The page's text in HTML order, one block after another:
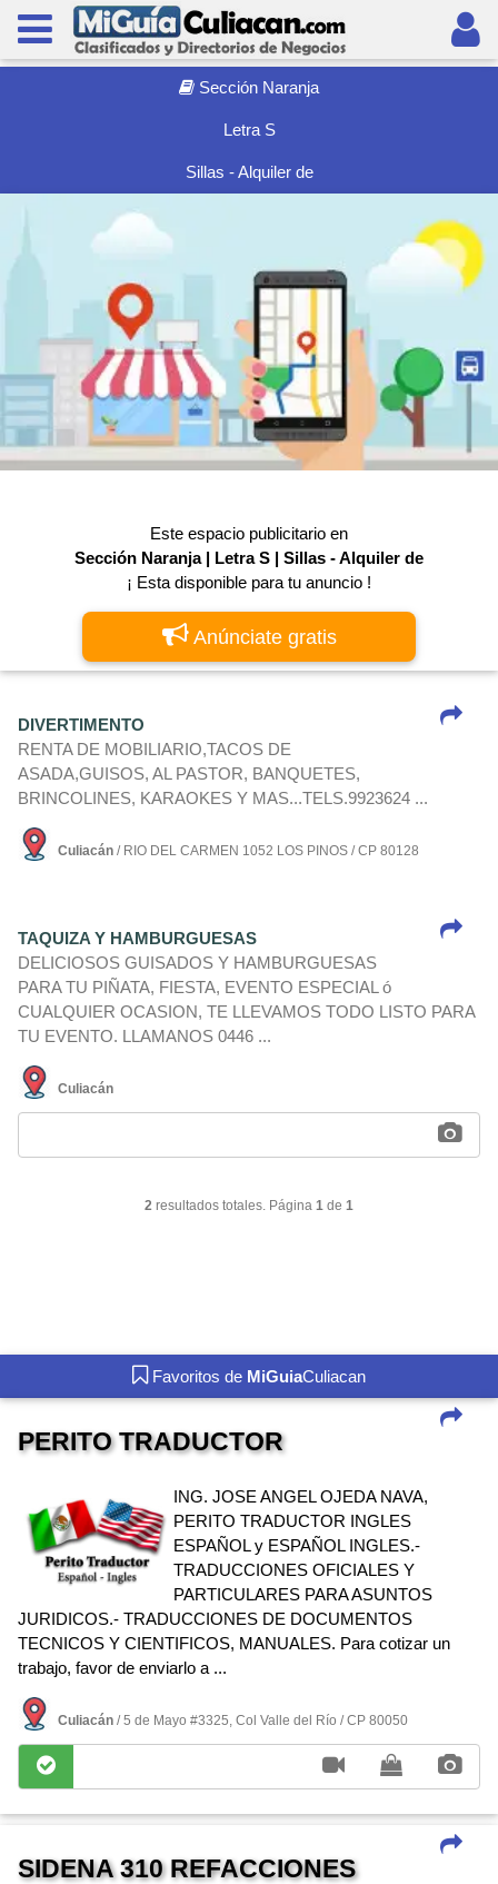
Sección Naranja
Letra S
Sillas - Alquiler de
Este espacio publicitario en
Sección Naranja | Letra S | Sillas - Alquiler de
¡ Esta disponible para tu anuncio !
Anúnciate gratis
DIVERTIMENTO
RENTA DE MOBILIARIO,TACOS DE
ASADA,GUISOS, AL PASTOR, BANQUETES,
BRINCOLINES, KARAOKES Y MAS...TELS.9923624 ...
Culiacán / RIO DEL CARMEN 1052 LOS PINOS / CP 80128
TAQUIZA Y HAMBURGUESAS
DELICIOSOS GUISADOS Y HAMBURGUESAS
PARA TU PIÑATA, FIESTA, EVENTO ESPECIAL ó
CUALQUIER OCASION, TE LLEVAMOS TODO LISTO PARA
TU EVENTO. LLAMANOS 0446 ...
Culiacán
2 resultados totales. Página 1 de 1
Favoritos de MiGuiaCuliacan
PERITO TRADUCTOR
ING. JOSE ANGEL OJEDA NAVA,
PERITO TRADUCTOR INGLES
ESPAÑOL y ESPAÑOL INGLES.-
TRADUCCIONES OFICIALES Y
PARTICULARES PARA ASUNTOS
JURIDICOS.- TRADUCCIONES DE DOCUMENTOS
TECNICOS Y CIENTIFICOS, MANUALES. Para cotizar un
trabajo, favor de enviarlo a ...
Culiacán / 5 de Mayo #3325, Col Valle del Rí­o / CP 80050
SIDENA 310 REFACCIONES